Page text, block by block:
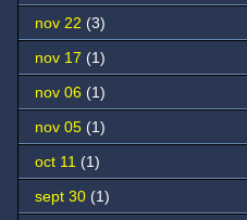
nov 22 (3)
nov 17 (1)
nov 06 (1)
nov 05 (1)
oct 11 (1)
sept 30 (1)